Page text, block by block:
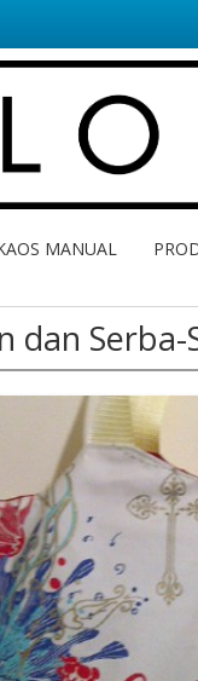
MANUAL
dan Serba-